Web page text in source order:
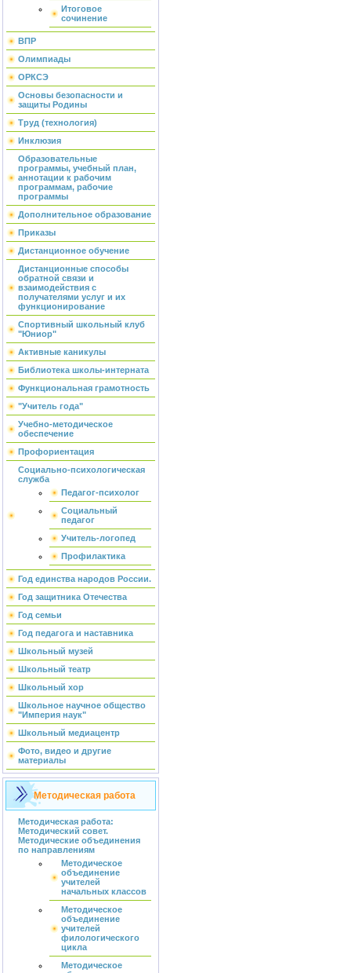
Итоговое
сочинение
ВПР
Олимпиады
ОРКСЭ
Основы безопасности и
защиты Родины
Труд (технология)
Инклюзия
Образовательные
программы, учебный план,
аннотации к рабочим
программам, рабочие
программы
Дополнительное образование
Приказы
Дистанционное обучение
Дистанционные способы
обратной связи и
взаимодействия с
получателями услуг и их
функционирование
Спортивный школьный клуб
"Юниор"
Активные каникулы
Библиотека школы-интерната
Функциональная грамотность
"Учитель года"
Учебно-методическое
обеспечение
Профориентация
Социально-психологическая
служба
Педагог-психолог
Социальный
педагог
Учитель-логопед
Профилактика
Год единства народов России.
Год защитника Отечества
Год семьи
Год педагога и наставника
Школьный музей
Школьный театр
Школьный хор
Школьное научное общество
"Империя наук"
Школьный медиацентр
Фото, видео и другие
материалы
Методическая работа
Методическая работа:
Методический совет.
Методические объединения
по направлениям
Методическое
объединение
учителей
начальных классов
Методическое
объединение
учителей
филологического
цикла
Методическое